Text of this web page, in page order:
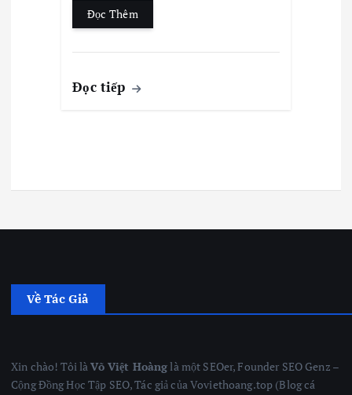
Đọc Thêm
Đọc tiếp
Về Tác Giả
Xin chào! Tôi làVõ Việt Hoànglà một SEOer, Founder SEO Genz –
Cộng Đồng Học Tập SEO, Tác giả của Voviethoang.top (Blog cá